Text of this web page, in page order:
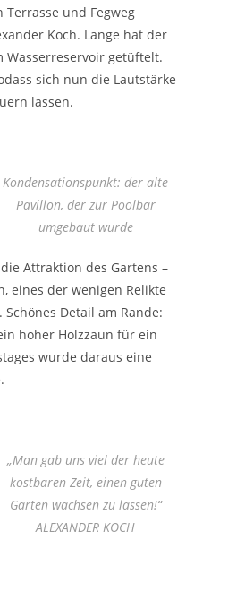
Terrasse und Fegweg
Koch. Lange hat der
Wasserreservoir getüftelt.
sich nun die Lautstärke
lassen.
Kondensationspunkt: der alte
Pavillon, der zur Poolbar
umgebaut wurde
Attraktion des Gartens –
eines der wenigen Relikte
Detail am Rande:
hoher Holzzaun für ein
wurde daraus eine
„Man gab uns viel der heute
kostbaren Zeit, einen guten
Garten wachsen zu lassen!“
ALEXANDER KOCH